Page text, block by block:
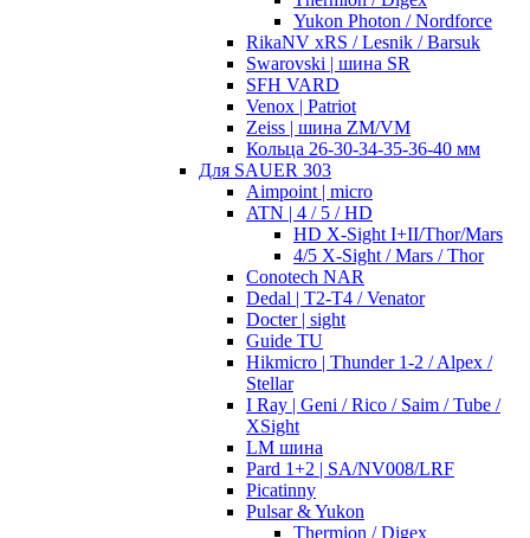
Yukon Photon / Nordforce
RikaNV xRS / Lesnik / Barsuk
Swarovski | шина SR
SFH VARD
Venox | Patriot
Zeiss | шина ZM/VM
Кольца 26-30-34-35-36-40 мм
Для SAUER 303
Aimpoint | micro
ATN | 4 / 5 / HD
HD X-Sight I+II/Thor/Mars
4/5 X-Sight / Mars / Thor
Conotech NAR
Dedal | T2-T4 / Venator
Docter | sight
Guide TU
Hikmicro | Thunder 1-2 / Alpex /
Stellar
I Ray | Geni / Rico / Saim / Tube /
XSight
LM шина
Pard 1+2 | SA/NV008/LRF
Picatinny
Pulsar & Yukon
Thermion / Digex